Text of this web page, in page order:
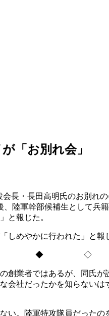
「お別れ会」
長・長田高明氏のお別れ
陸軍幹部候補生として
と報じた。
しめやかに行われた」と報
◆ ◇
業者ではあるが、同氏
会社だったかを知らない
い。陸軍特攻隊員だった